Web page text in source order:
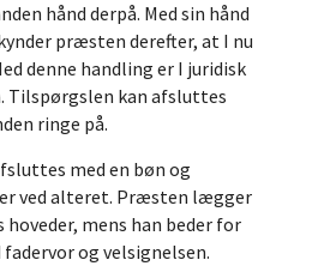
hånd derpå. Med sin hånd
præsten derefter, at I nu
denne handling er I juridisk
Tilspørgslen kan afsluttes
ringe på.
med en bøn og
ved alteret. Præsten lægger
mens han beder for
og velsignelsen.